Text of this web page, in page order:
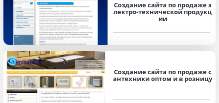
Создание сайта по продаже э
лектро-технической продукц
ии
Создание сайта по продаже с
антехники оптом и в розницу